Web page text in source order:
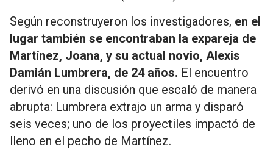
Según reconstruyeron los investigadores, en el
lugar también se encontraban la expareja de
Martínez, Joana, y su actual novio, Alexis
Damián Lumbrera, de 24 años. El encuentro
derivó en una discusión que escaló de manera
abrupta: Lumbrera extrajo un arma y disparó
seis veces; uno de los proyectiles impactó de
lleno en el pecho de Martínez.